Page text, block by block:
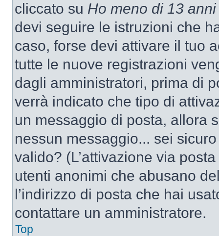
cliccato su Ho meno di 13 anni
devi seguire le istruzioni che
caso, forse devi attivare il tuo
tutte le nuove registrazioni
dagli amministratori, prima di
verrà indicato che tipo di
un messaggio di posta, allora
nessun messaggio... sei
valido? (L’attivazione via
utenti anonimi che abusano
l’indirizzo di posta che hai
contattare un amministratore.
Top